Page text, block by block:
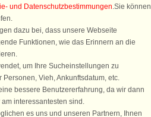
abonnieren
und Datenschutzbestimmungen.Sie können
dazu bei, dass unsere Webseite
Funktionen, wie das Erinnern an die
um Ihre Sucheinstellungen zu
Vieh, Ankunftsdatum, etc.
bessere Benutzererfahrung, da wir dann
interessantesten sind.
es uns und unseren Partnern, Ihnen